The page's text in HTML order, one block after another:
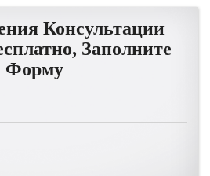
Консультации
Заполните
Форму